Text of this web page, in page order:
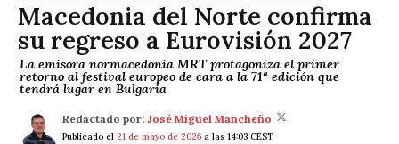
Macedonia del Norte confirma
su regreso a Eurovisión 2027
La emisora normacedonia MRT protagoniza el primer
retorno al festival europeo de cara a la 71ª edición que
tendrá lugar en Bulgaria
Redactado por: José Miguel Mancheño
Publicado el 21 de mayo de 2026 a las 14:03 CEST